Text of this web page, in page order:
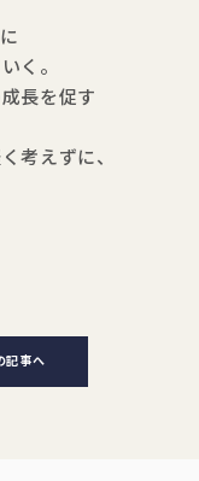
く。
長を促す
考えずに、
記事へ